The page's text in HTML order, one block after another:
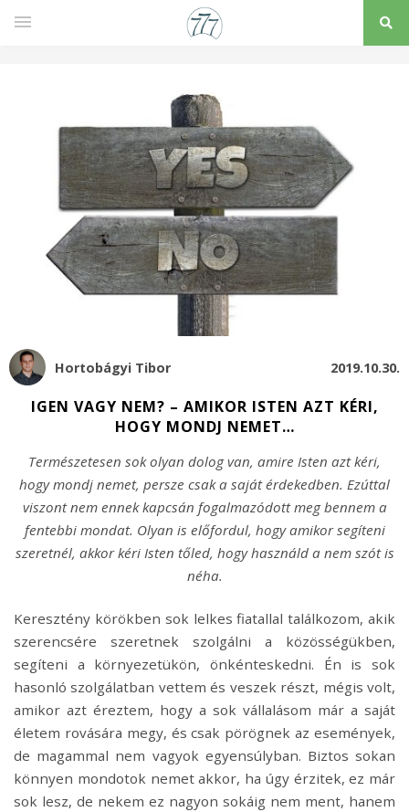
Hortobágyi Tibor 2019.10.30.
IGEN VAGY NEM? – AMIKOR ISTEN AZT KÉRI,
HOGY MONDJ NEMET…
Természetesen sok olyan dolog van, amire Isten azt kéri,
hogy mondj nemet, persze csak a saját érdekedben. Ezúttal
viszont nem ennek kapcsán fogalmazódott meg bennem a
fentebbi mondat. Olyan is előfordul, hogy amikor segíteni
szeretnél, akkor kéri Isten tőled, hogy használd a nem szót is
néha.
Keresztény körökben sok lelkes fiatallal találkozom, akik
szerencsére szeretnek szolgálni a közösségükben,
segíteni a környezetükön, önkénteskedni. Én is sok
hasonló szolgálatban vettem és veszek részt, mégis volt,
amikor azt éreztem, hogy a sok vállalásom már a saját
életem rovására megy, és csak pörögnek az események,
de magammal nem vagyok egyensúlyban. Biztos sokan
könnyen mondotok nemet akkor, ha úgy érzitek, ez már
sok lesz, de nekem ez nagyon sokáig nem ment, hanem